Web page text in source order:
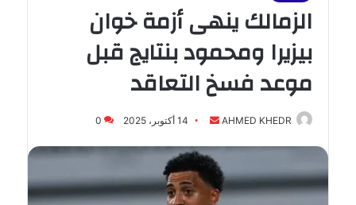
الزمالك ينهى أزمة خوان
بيزيرا ومحمود بنتايج قبل
موعد فسخ التعاقد
AHMED KHEDR
أرسل
إلكترونيا
14 أكتوبر، 2025 0